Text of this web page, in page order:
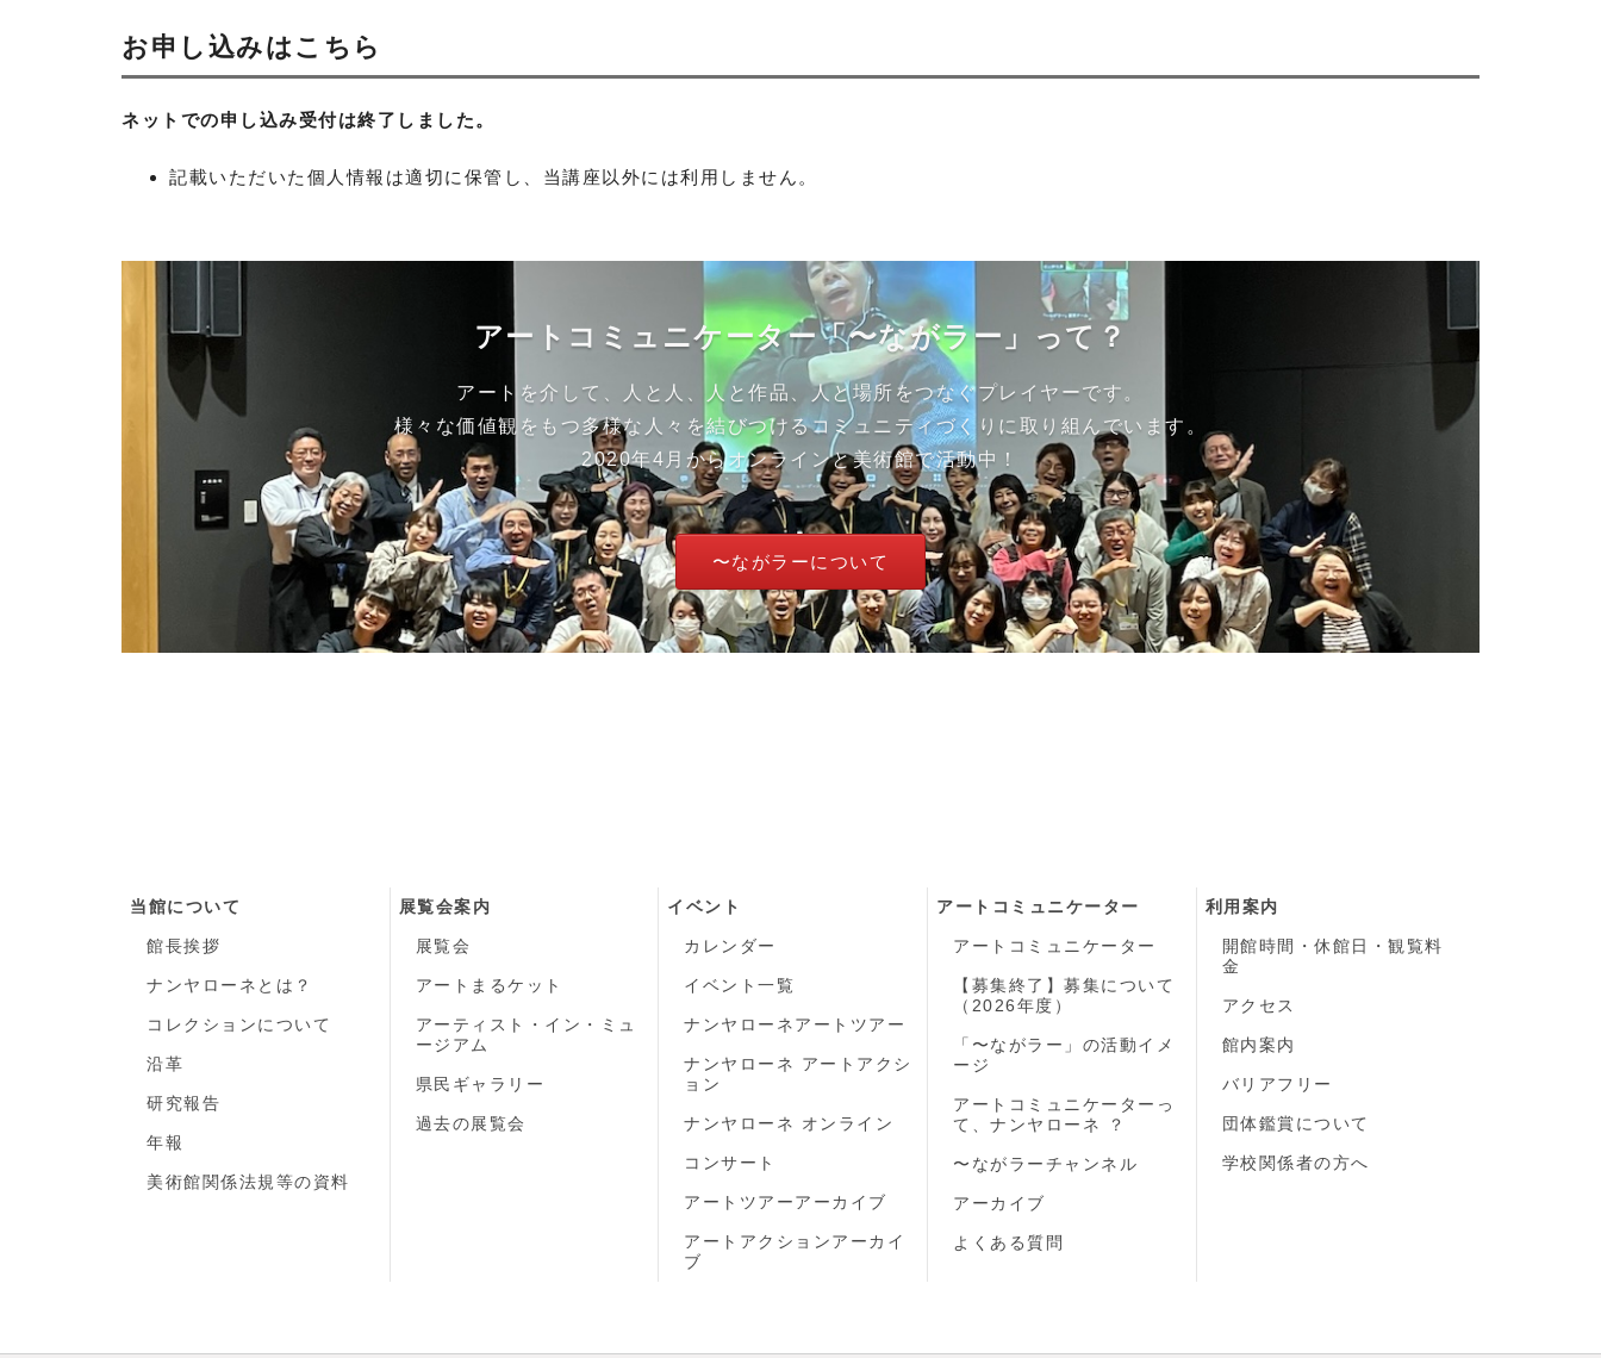
お申し込みはこちら
ネットでの申し込み受付は終了しました。
記載いただいた個人情報は適切に保管し、当講座以外には利用しません。
アートコミュニケーター「〜ながラー」って？
アートを介して、人と人、人と作品、人と場所をつなぐプレイヤーです。
様々な価値観をもつ多様な人々を結びつけるコミュニティづくりに取り組んでいます。
2020年4月からオンラインと美術館で活動中！
〜ながラーについて
当館について
館長挨拶
ナンヤローネとは？
コレクションについて
沿革
研究報告
年報
美術館関係法規等の資料
展覧会案内
展覧会
アートまるケット
アーティスト・イン・ミュ
ージアム
県民ギャラリー
過去の展覧会
イベント
カレンダー
イベント一覧
ナンヤローネアートツアー
ナンヤローネ アートアクシ
ョン
ナンヤローネ オンライン
コンサート
アートツアーアーカイブ
アートアクションアーカイ
ブ
アートコミュニケーター
アートコミュニケーター
【募集終了】募集について
（2026年度）
「〜ながラー」の活動イメ
ージ
アートコミュニケーターっ
て、ナンヤローネ ？
〜ながラーチャンネル
アーカイブ
よくある質問
利用案内
開館時間・休館日・観覧料
金
アクセス
館内案内
バリアフリー
団体鑑賞について
学校関係者の方へ